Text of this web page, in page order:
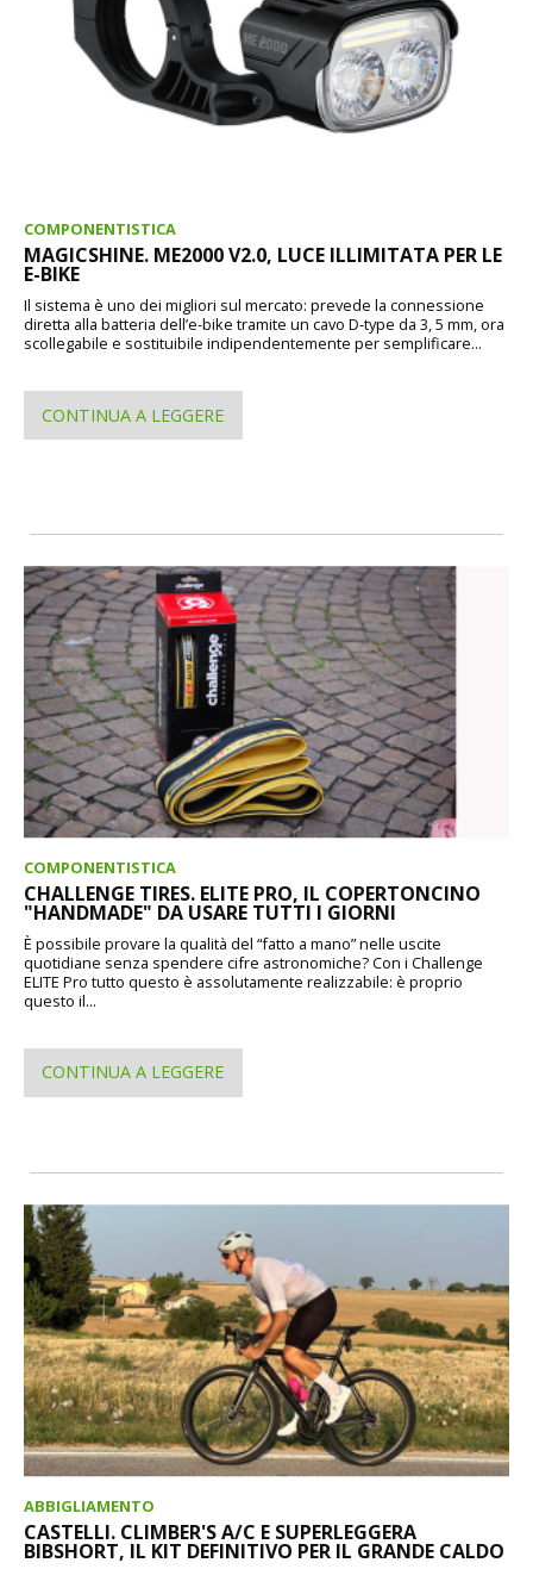
COMPONENTISTICA
MAGICSHINE. ME2000 V2.0, LUCE ILLIMITATA PER LE
E-BIKE
Il sistema è uno dei migliori sul mercato: prevede la connessione
diretta alla batteria dell’e-bike tramite un cavo D-type da 3, 5 mm, ora
scollegabile e sostituibile indipendentemente per semplificare...
CONTINUA A LEGGERE
COMPONENTISTICA
CHALLENGE TIRES. ELITE PRO, IL COPERTONCINO
"HANDMADE" DA USARE TUTTI I GIORNI
È possibile provare la qualità del “fatto a mano” nelle uscite
quotidiane senza spendere cifre astronomiche? Con i Challenge
ELITE Pro tutto questo è assolutamente realizzabile: è proprio
questo il...
CONTINUA A LEGGERE
ABBIGLIAMENTO
CASTELLI. CLIMBER'S A/C E SUPERLEGGERA
BIBSHORT, IL KIT DEFINITIVO PER IL GRANDE CALDO